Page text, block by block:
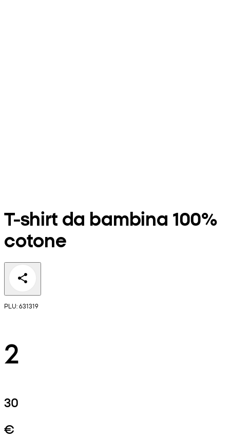
T-shirt da bambina 100%
cotone
PLU: 631319
2
30
€